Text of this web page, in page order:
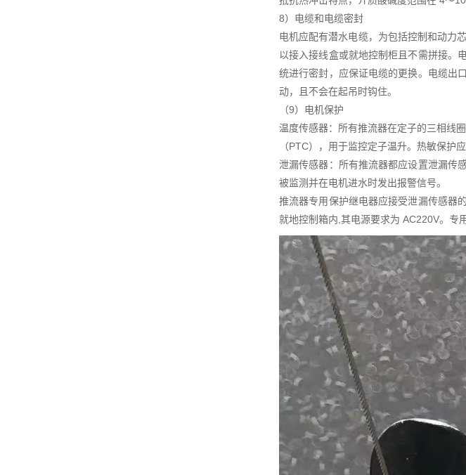
8）电缆和电缆密封
电机应配有潜水电缆，为包括控制和动力
以接入接线盒或就地控制柜且不需拼接。
统进行密封，应保证电缆的更换。电缆出
动，且不会在起吊时钩住。
（9）电机保护
温度传感器：所有推流器在定子的三相线
（PTC），用于监控定子温升。热敏保护
泄漏传感器：所有推流器都应设置泄漏传
被监测并在电机进水时发出报警信号。
推流器专用保护继电器应接受泄漏传感器
就地控制箱内,其电源要求为 AC220V。专